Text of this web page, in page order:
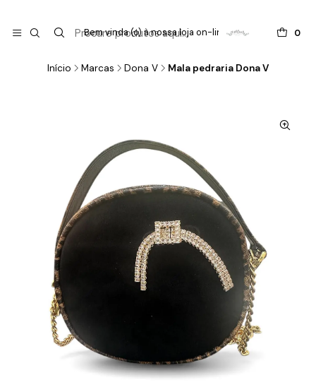
0
Bem vinda (o) à nossa loja on-line !
Início Marcas Dona V Mala pedraria Dona V